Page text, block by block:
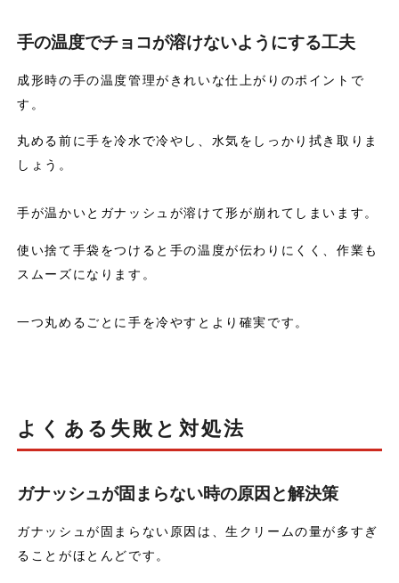
手の温度でチョコが溶けないようにする工夫
成形時の手の温度管理がきれいな仕上がりのポイントで
す。
丸める前に手を冷水で冷やし、水気をしっかり拭き取りま
しょう。
手が温かいとガナッシュが溶けて形が崩れてしまいます。
使い捨て手袋をつけると手の温度が伝わりにくく、作業も
スムーズになります。
一つ丸めるごとに手を冷やすとより確実です。
よくある失敗と対処法
ガナッシュが固まらない時の原因と解決策
ガナッシュが固まらない原因は、生クリームの量が多すぎ
ることがほとんどです。